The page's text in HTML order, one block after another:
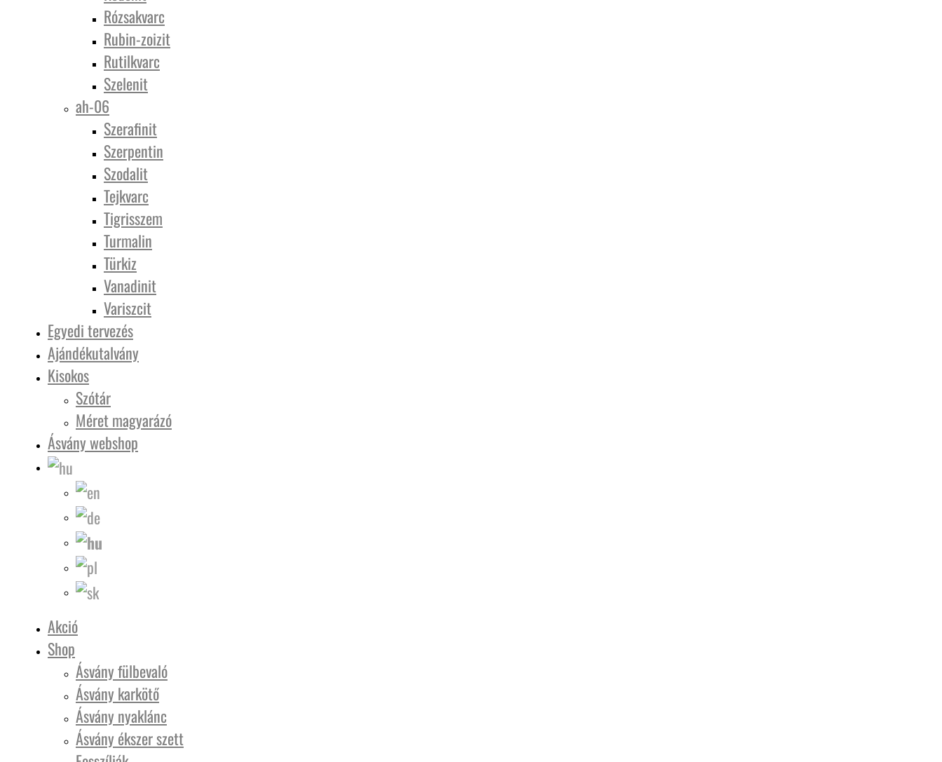
Rózsakvarc
Rubin-zoizit
Rutilkvarc
Szelenit
ah-06
Szerafinit
Szerpentin
Szodalit
Tejkvarc
Tigrisszem
Turmalin
Türkiz
Vanadinit
Variszcit
Egyedi tervezés
Ajándékutalvány
Kisokos
Szótár
Méret magyarázó
Ásvány webshop
Akció
Shop
Ásvány fülbevaló
Ásvány karkötő
Ásvány nyaklánc
Ásvány ékszer szett